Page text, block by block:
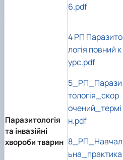
6.pdf
Паразитологія
та інвазійні
хвороби тварин
4 РП Паразито
логія повний к
урс.pdf
5_РП_Парази
тологія_скор
очений_термі
н.pdf
8_РП_Навчал
ьна_практика